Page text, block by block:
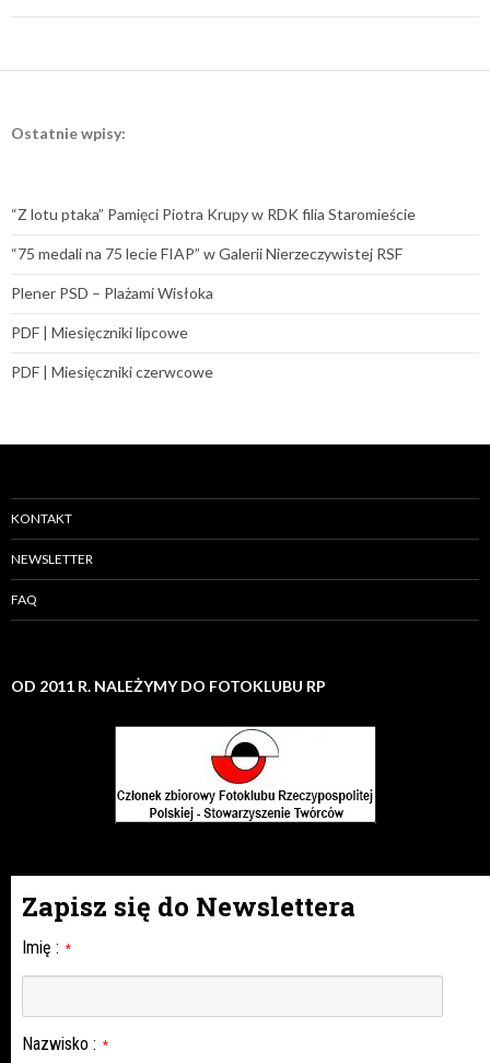
Ostatnie wpisy:
“Z lotu ptaka” Pamięci Piotra Krupy w RDK filia Staromieście
“75 medali na 75 lecie FIAP” w Galerii Nierzeczywistej RSF
Plener PSD – Plażami Wisłoka
PDF | Miesięczniki lipcowe
PDF | Miesięczniki czerwcowe
KONTAKT
NEWSLETTER
FAQ
OD 2011 R. NALEŻYMY DO FOTOKLUBU RP
Zapisz się do Newslettera
Imię : *
Nazwisko : *